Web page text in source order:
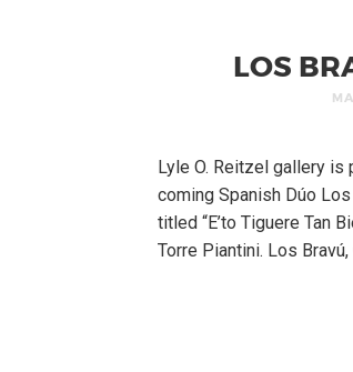
LOS
Lyle O. Reitzel gallery
coming Spanish Dúo
titled “E’to Tiguere Tan
Torre Piantini. Los Bravú,